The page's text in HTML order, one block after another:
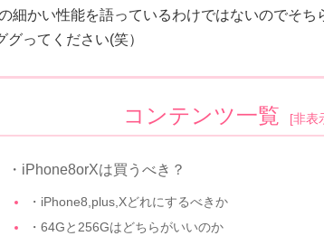
細かい性能を語っているわけではないのでそ
グってください(笑）
コンテンツ一覧 [非表
・iPhone8orXは買うべき？
・iPhone8,plus,Xどれにするべきか
・64Gと256Gはどちらがいいのか